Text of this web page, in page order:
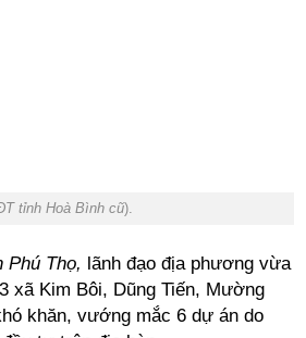
tỉnh Hoà Bình cũ).
Phú Thọ, lãnh đạo địa phương vừa
xã Kim Bôi, Dũng Tiến, Mường
khăn, vướng mắc 6 dự án do